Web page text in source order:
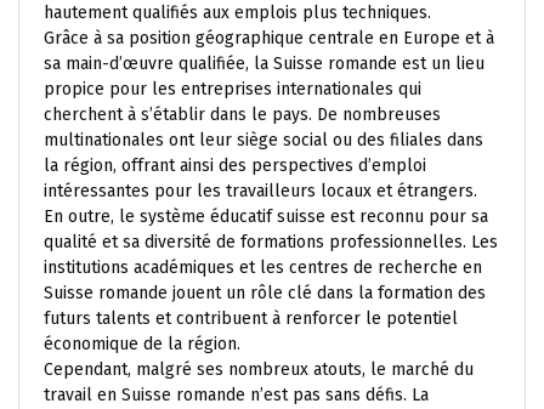
hautement qualifiés aux emplois plus techniques.
Grâce à sa position géographique centrale en Europe et à
sa main-d’œuvre qualifiée, la Suisse romande est un lieu
propice pour les entreprises internationales qui
cherchent à s’établir dans le pays. De nombreuses
multinationales ont leur siège social ou des filiales dans
la région, offrant ainsi des perspectives d’emploi
intéressantes pour les travailleurs locaux et étrangers.
En outre, le système éducatif suisse est reconnu pour sa
qualité et sa diversité de formations professionnelles. Les
institutions académiques et les centres de recherche en
Suisse romande jouent un rôle clé dans la formation des
futurs talents et contribuent à renforcer le potentiel
économique de la région.
Cependant, malgré ses nombreux atouts, le marché du
travail en Suisse romande n’est pas sans défis. La